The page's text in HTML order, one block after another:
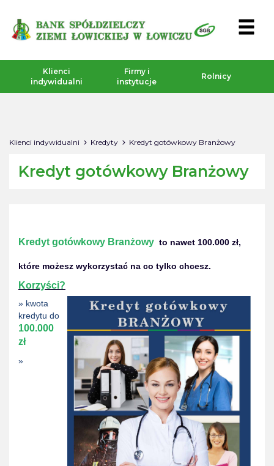
Klienci
indywidualni
Firmy i
instytucje
Rolnicy
Klienci indywidualni Kredyty Kredyt gotówkowy Branżowy
Kredyt gotówkowy Branżowy
Kredyt gotówkowy Branżowy to nawet 100.000 zł,
które możesz wykorzystać na co tylko chcesz.
Korzyści?
» kwota
kredytu do
100.000
zł
»